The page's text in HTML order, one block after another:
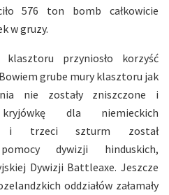
576 ton bomb całkowicie
w gruzy.
przyniosło korzyść
grube mury klasztoru jak
nie zostały zniszczone i
dla niemieckich
i trzeci szturm został
dywizji hinduskich,
Dywizji Battleaxe. Jeszcze
oddziałów załamały